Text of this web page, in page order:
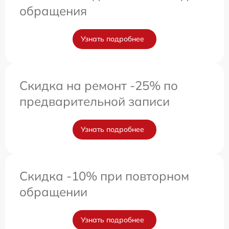
обращения
Узнать подробнее
Скидка на ремонт -25% по
предварительной записи
Узнать подробнее
Скидка -10% при повторном
обращении
Узнать подробнее